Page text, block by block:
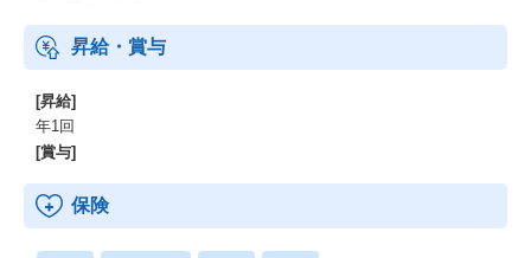
昇給・賞与
[昇給]
年1回
[賞与]
保険